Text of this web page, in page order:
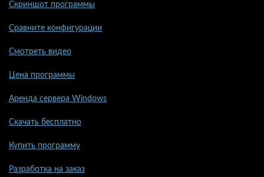
Скриншот программы
Сравните конфигурации
Смотреть видео
Цена программы
Аренда сервера Windows
Скачать бесплатно
Купить программу
Разработка на заказ